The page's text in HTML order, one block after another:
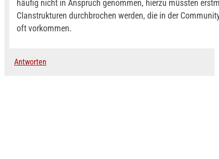
häufig nicht in Anspruch genommen, hierzu müssten
Clanstrukturen durchbrochen werden, die in der
oft vorkommen.
Antworten